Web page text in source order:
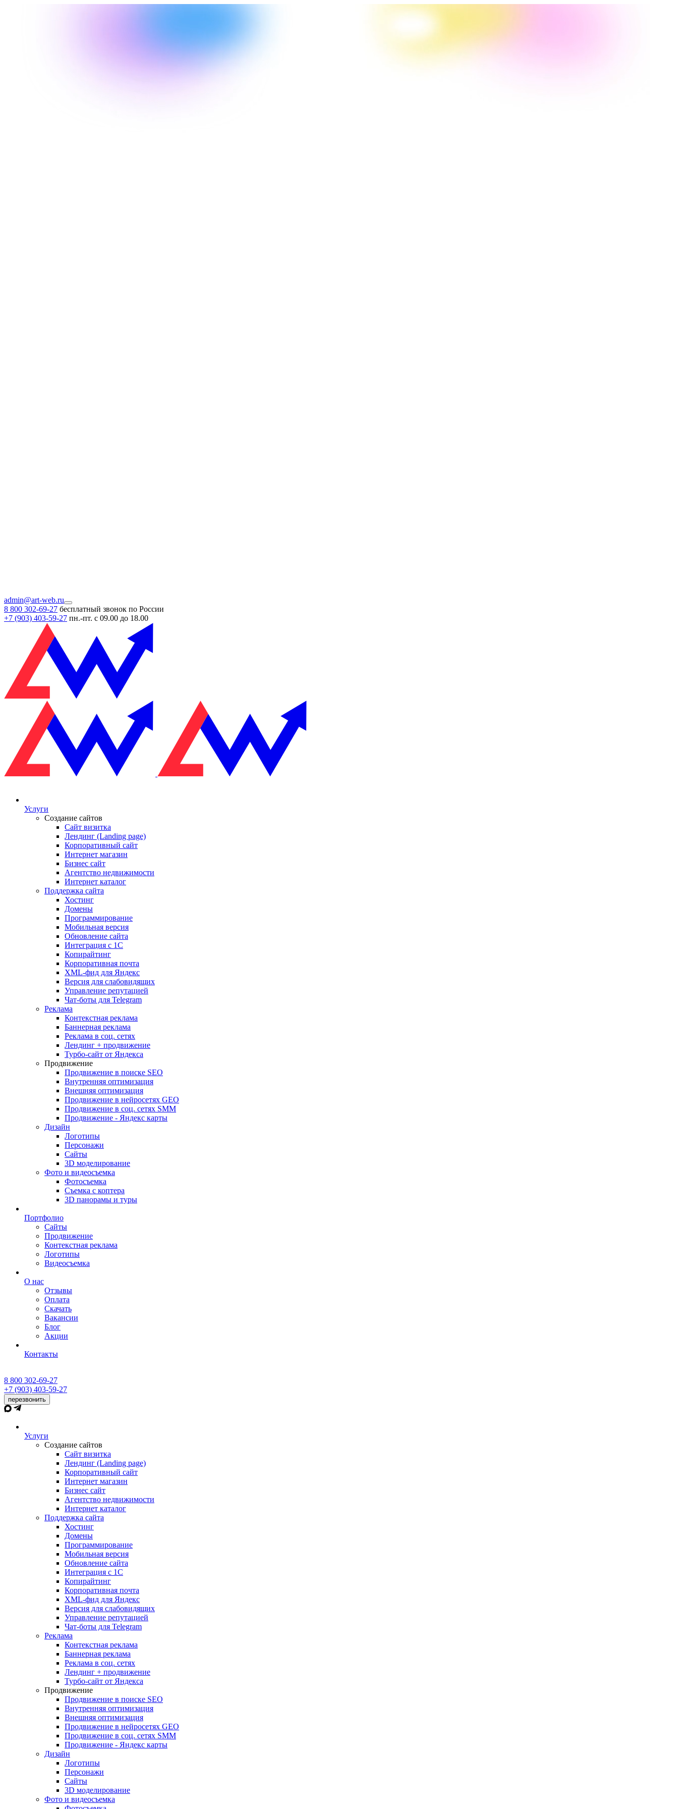
admin@art-web.ru
8 800 302-69-27 бесплатный звонок по России
+7 (903) 403-59-27 пн.-пт. с 09.00 до 18.00
Услуги
Создание сайтов
Сайт визитка
Лендинг (Landing page)
Корпоративный сайт
Интернет магазин
Бизнес сайт
Агентство недвижимости
Интернет каталог
Поддержка сайта
Хостинг
Домены
Программирование
Мобильная версия
Обновление сайта
Интеграция с 1С
Копирайтинг
Корпоративная почта
XML-фид для Яндекс
Версия для слабовидящих
Управление репутацией
Чат-боты для Telegram
Реклама
Контекстная реклама
Баннерная реклама
Реклама в соц. сетях
Лендинг + продвижение
Турбо-сайт от Яндекса
Продвижение
Продвижение в поиске SEO
Внутренняя оптимизация
Внешняя оптимизация
Продвижение в нейросетях GEO
Продвижение в соц. сетях SMM
Продвижение - Яндекс карты
Дизайн
Логотипы
Персонажи
Сайты
3D моделирование
Фото и видеосъемка
Фотосъемка
Съемка с коптера
3D панорамы и туры
Портфолио
Сайты
Продвижение
Контекстная реклама
Логотипы
Видеосъемка
О нас
Отзывы
Оплата
Скачать
Вакансии
Блог
Акции
Контакты
8 800 302-69-27
+7 (903) 403-59-27
перезвонить
Услуги
Создание сайтов
Сайт визитка
Лендинг (Landing page)
Корпоративный сайт
Интернет магазин
Бизнес сайт
Агентство недвижимости
Интернет каталог
Поддержка сайта
Хостинг
Домены
Программирование
Мобильная версия
Обновление сайта
Интеграция с 1С
Копирайтинг
Корпоративная почта
XML-фид для Яндекс
Версия для слабовидящих
Управление репутацией
Чат-боты для Telegram
Реклама
Контекстная реклама
Баннерная реклама
Реклама в соц. сетях
Лендинг + продвижение
Турбо-сайт от Яндекса
Продвижение
Продвижение в поиске SEO
Внутренняя оптимизация
Внешняя оптимизация
Продвижение в нейросетях GEO
Продвижение в соц. сетях SMM
Продвижение - Яндекс карты
Дизайн
Логотипы
Персонажи
Сайты
3D моделирование
Фото и видеосъемка